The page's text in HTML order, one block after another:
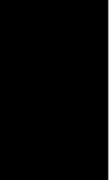
guión siempre hay
que se dan
escenas
al borde
increíble
el mundo, Tesis
convertido en uno
del cine
y dejando